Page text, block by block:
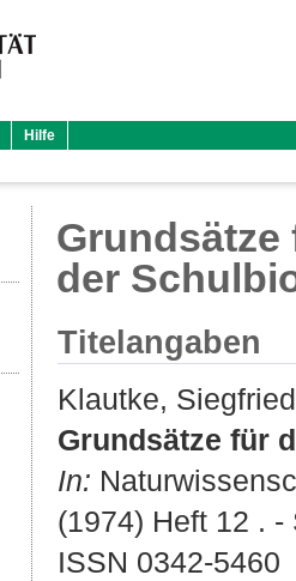
Hilfe
der
Titelangaben
Klautke, Siegfried
Grundsätze für
In:
(1974) Heft 12 . -
ISSN 0342-5460